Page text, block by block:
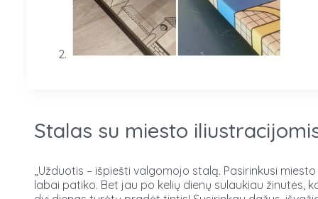
Stalas su miesto
„Užduotis – išpiešti valgomojo stalą. Pasirinkusi
labai patiko. Bet jau po kelių dienų sulaukiau žinutės,